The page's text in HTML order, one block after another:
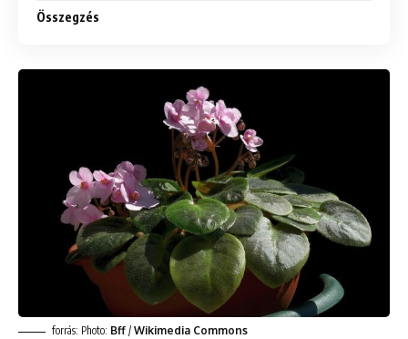
Összegzés
forrás: Photo: Bff / Wikimedia Commons